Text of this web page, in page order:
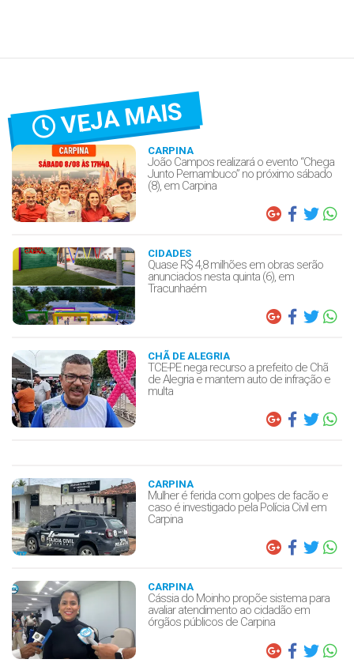
VEJA MAIS
CARPINA
João Campos realizará o evento “Chega
Junto Pernambuco” no próximo sábado
(8), em Carpina
CIDADES
Quase R$ 4,8 milhões em obras serão
anunciados nesta quinta (6), em
Tracunhaém
CHÃ DE ALEGRIA
TCE-PE nega recurso a prefeito de Chã
de Alegria e mantem auto de infração e
multa
CARPINA
Mulher é ferida com golpes de facão e
caso é investigado pela Polícia Civil em
Carpina
CARPINA
Cássia do Moinho propõe sistema para
avaliar atendimento ao cidadão em
órgãos públicos de Carpina